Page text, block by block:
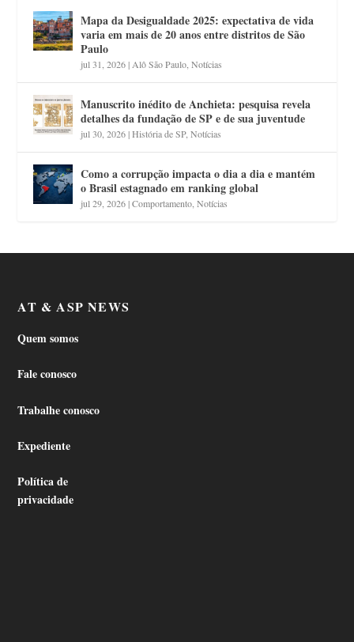
Mapa da Desigualdade 2025: expectativa de vida
varia em mais de 20 anos entre distritos de São
Paulo
jul 31, 2026| Alô São Paulo ,Notícias
Manuscrito inédito de Anchieta: pesquisa revela
detalhes da fundação de SP e de sua juventude
jul 30, 2026|História de SP,Notícias
Como a corrupção impacta o dia a dia e mantém
o Brasil estagnado em ranking global
jul 29, 2026|Comportamento ,Notícias
AT & ASP NEWS
Quem somos
Fale conosco
Trabalhe conosco
Expediente
Política de
privacidade